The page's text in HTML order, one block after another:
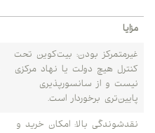
مزایا
غیرمتمرکز بودن: بیت‌کوین تحت
کنترل هیچ دولت یا نهاد مرکزی
نیست و از سانسورپذیری
پایین‌تری برخوردار است.
نقدشوندگی بالا: امکان خرید و